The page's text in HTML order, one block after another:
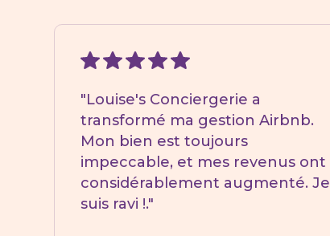
"Louise's Conciergerie a
transformé ma gestion Airbnb.
Mon bien est toujours
impeccable, et mes revenus ont
considérablement augmenté. Je
suis ravi !."